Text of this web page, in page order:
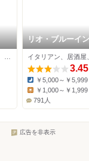
リオ・ブルーイ
コー ビストロア
ガーデン 東京ミ
タウン
3.45
Dinner:
￥5,000～￥5,999
￥1,000～￥1,999
791人
広告を非表示